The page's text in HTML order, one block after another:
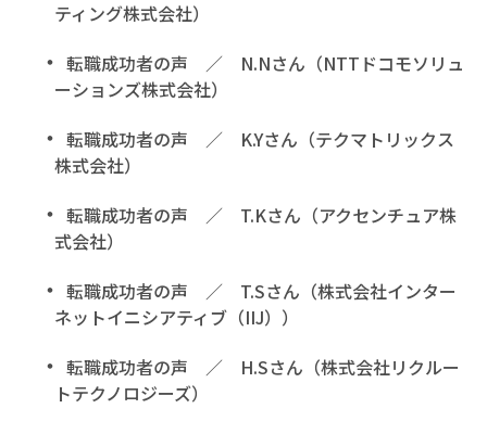
ティング株式会社）
転職成功者の声 ／ N.Nさん（NTTドコモソリュ
ーションズ株式会社）
転職成功者の声 ／ K.Yさん（テクマトリックス
株式会社）
転職成功者の声 ／ T.Kさん（アクセンチュア株
式会社）
転職成功者の声 ／ T.Sさん（株式会社インター
ネットイニシアティブ（IIJ））
転職成功者の声 ／ H.Sさん（株式会社リクルー
トテクノロジーズ）